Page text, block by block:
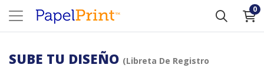
0
SUBE TU DISEÑO (Libreta De Registro